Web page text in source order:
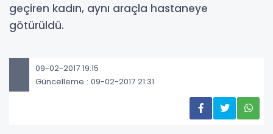
geçiren kadın, aynı araçla hastaneye
götürüldü.
09-02-2017 19:15
Güncelleme : 09-02-2017 21:31